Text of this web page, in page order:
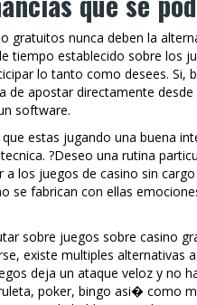
gratuitos nunca deben la
tiempo establecido sobre los
lo tanto como desees. Si,
de apostar directamente
software.
estas jugando una buena
?Deseo una rutina
a los juegos de casino sin
se fabrican con ellas
sobre juegos sobre casino
existe multiples alternativas
deja un ataque veloz y no
poker, bingo asi� como